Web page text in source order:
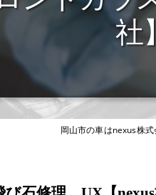
や保険修理の可否など解説
社】
岡山市の車はnexus株式